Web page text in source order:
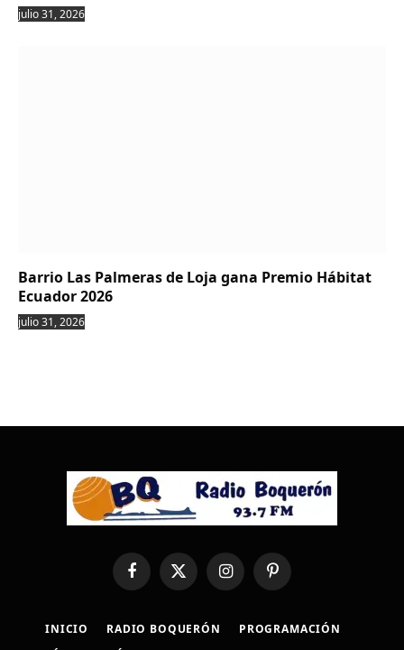
julio 31, 2026
Barrio Las Palmeras de Loja gana Premio Hábitat
Ecuador 2026
julio 31, 2026
FacebookX
(Twitter)
InstagramPinterest
INICIO RADIO BOQUERÓN
PROGRAMACIÓN